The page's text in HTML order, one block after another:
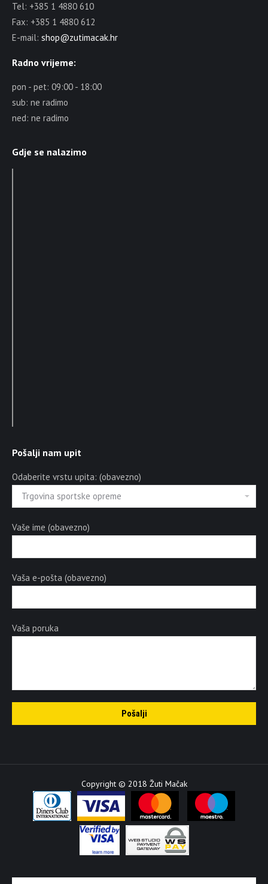
Tel: +385 1 4880 610
Fax: +385 1 4880 612
E-mail: shop@zutimacak.hr
Radno vrijeme:
pon - pet: 09:00 - 18:00
sub: ne radimo
ned: ne radimo
Gdje se nalazimo
Pošalji nam upit
Odaberite vrstu upita: (obavezno)
Vaše ime (obavezno)
Vaša e-pošta (obavezno)
Vaša poruka
Copyright © 2018 Žuti Mačak